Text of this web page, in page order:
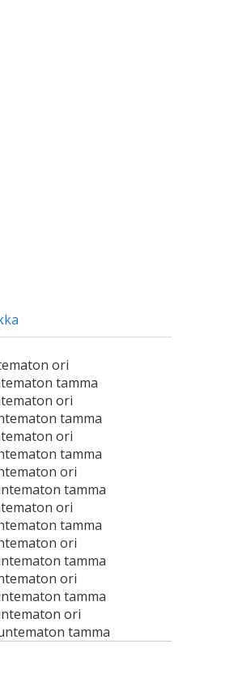
ori
tamma
ori
tamma
ori
tamma
ori
tamma
ori
tamma
ori
tamma
ori
tamma
ori
tamma